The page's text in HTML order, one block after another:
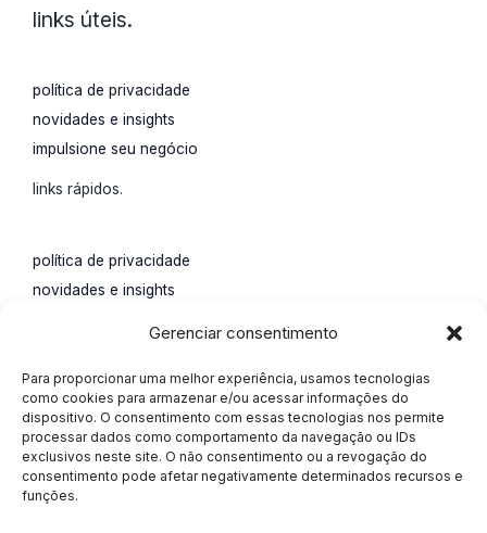
Gerenciar consentimento
Para proporcionar uma melhor experiência, usamos tecnologias
como cookies para armazenar e/ou acessar informações do
dispositivo. O consentimento com essas tecnologias nos permite
processar dados como comportamento da navegação ou IDs
exclusivos neste site. O não consentimento ou a revogação do
consentimento pode afetar negativamente determinados recursos e
funções.
links úteis.
política de privacidade
novidades e insights
impulsione seu negócio
links rápidos.
política de privacidade
novidades e insights
Rua Santa Catarina, 65,
Água Verde, Curitiba, Paraná.
55 (41) 4113-0207
marketing@alisson.online